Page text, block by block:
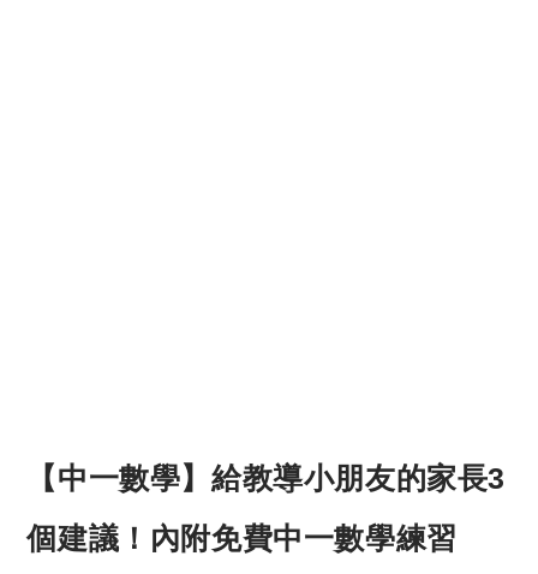
【中一數學】給教導小朋友的家長3
個建議！內附免費中一數學練習